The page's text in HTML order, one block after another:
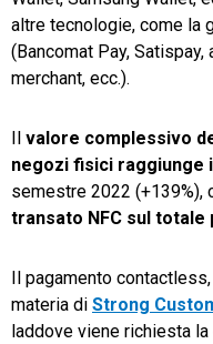
altre tecnologie, come la
(Bancomat Pay,
merchant, ecc.).
valore complessivo
negozi fisici raggiunge i
semestre 2022 (+139%),
transato NFC sul totale
Il pagamento
materia di Strong
laddove viene richiesta